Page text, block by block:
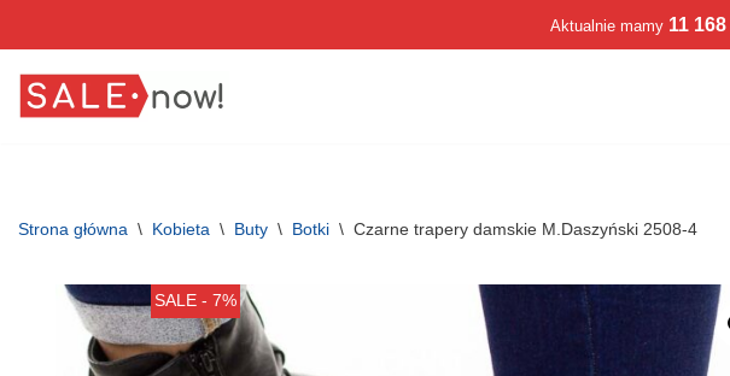
do
Aktualnie mamy 11 168
Strona główna \ Kobieta \ Buty \ Botki \ Czarne trapery damskie M.Daszyński 2508-4
SALE - 7%